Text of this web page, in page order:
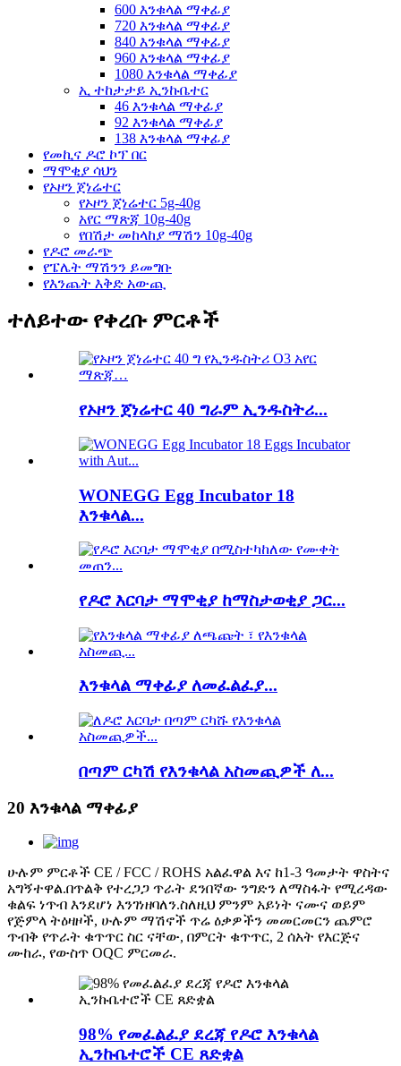
600 እንቁላል ማቀፊያ
720 እንቁላል ማቀፊያ
840 እንቁላል ማቀፊያ
960 እንቁላል ማቀፊያ
1080 እንቁላል ማቀፊያ
ኢ ተከታታይ ኢንኩቤተር
46 እንቁላል ማቀፊያ
92 እንቁላል ማቀፊያ
138 እንቁላል ማቀፊያ
የመኪና ዶሮ ኮፕ በር
ማሞቂያ ሳህን
የኦዞን ጀነሬተር
የኦዞን ጀነሬተር 5g-40g
አየር ማጽጃ 10g-40g
የበሽታ መከላከያ ማሽን 10g-40g
የዶሮ መራጭ
የፔሌት ማሽንን ይመግቡ
የእንጨት እቅድ አውጪ
ተለይተው የቀረቡ ምርቶች
የኦዞን ጀነሬተር 40 ግራም ኢንዱስትሪ...
WONEGG Egg Incubator 18
እንቁላል...
የዶሮ እርባታ ማሞቂያ ከማስታወቂያ ጋር...
እንቁላል ማቀፊያ ለመፈልፈያ...
በጣም ርካሽ የእንቁላል አስመጪዎች ለ...
20 እንቁላል ማቀፊያ
ሁሉም ምርቶች CE / FCC / ROHS አልፈዋል እና ከ1-3 ዓመታት ዋስትና
አግኝተዋል.በጥልቅ የተረጋጋ ጥራት ደንበኛው ንግድን ለማስፋት የሚረዳው
ቁልፍ ነጥብ እንደሆነ እንገነዘባለን.ስለዚህ ምንም አይነት ናሙና ወይም
የጅምላ ትዕዛዞች, ሁሉም ማሽኖች ጥሬ ዕቃዎችን መመርመርን ጨምሮ
ጥብቅ የጥራት ቁጥጥር ስር ናቸው, በምርት ቁጥጥር, 2 ሰአት የእርጅና
ሙከራ, የውስጥ OQC ምርመራ.
98% የመፈልፈያ ደረጃ የዶሮ እንቁላል
ኢንኩቤተሮች CE ጸድቋል